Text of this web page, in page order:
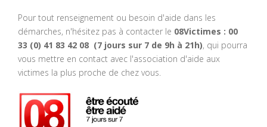
Pour tout renseignement ou besoin d'aide dans les
démarches, n'hésitez pas à contacter le 08Victimes : 00
33 (0) 41 83 42 08 (7 jours sur 7 de 9h à 21h), qui pourra
vous mettre en contact avec l'association d'aide aux
victimes la plus proche de chez vous.